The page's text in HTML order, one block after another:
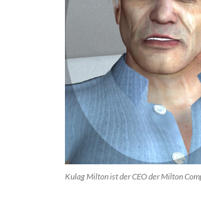
Kulag Milton ist der CEO der Milton